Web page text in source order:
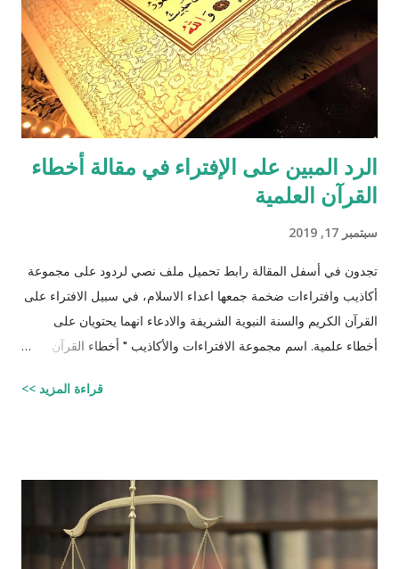
الرد المبين على الإفتراء في مقالة أخطاء
القرآن العلمية
سبتمبر 17, 2019
تجدون في أسفل المقالة رابط تحميل ملف نصي لردود على مجموعة
أكاذيب وافتراءات ضخمة جمعها اعداء الاسلام، في سبيل الافتراء على
القرآن الكريم والسنة النبوية الشريفة والادعاء انهما يحتويان على
أخطاء علمية. اسم مجموعة الافتراءات والأكاذيب " أخطاء القرآن
واتبعته بردٍ يليه . راجيًا أن يكون ذلك في ميزان حسناتي ، ولا تنسوني
قراءة المزيد >>